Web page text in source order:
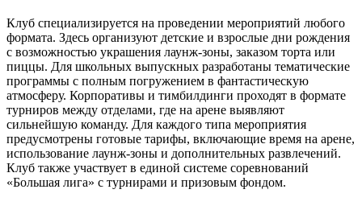
Клуб специализируется на проведении мероприятий любого
формата. Здесь организуют детские и взрослые дни рождения
с возможностью украшения лаунж-зоны, заказом торта или
пиццы. Для школьных выпускных разработаны тематические
программы с полным погружением в фантастическую
атмосферу. Корпоративы и тимбилдинги проходят в формате
турниров между отделами, где на арене выявляют
сильнейшую команду. Для каждого типа мероприятия
предусмотрены готовые тарифы, включающие время на арене,
использование лаунж-зоны и дополнительных развлечений.
Клуб также участвует в единой системе соревнований
«Большая лига» с турнирами и призовым фондом.